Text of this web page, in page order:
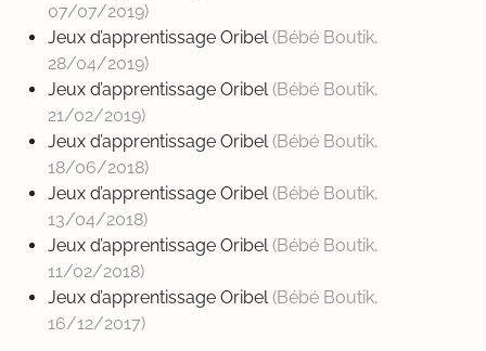
07/07/2019)
Jeux d’apprentissage Oribel(Bébé Boutik,
28/04/2019)
Jeux d’apprentissage Oribel(Bébé Boutik,
21/02/2019)
Jeux d’apprentissage Oribel(Bébé Boutik,
18/06/2018)
Jeux d’apprentissage Oribel(Bébé Boutik,
13/04/2018)
Jeux d’apprentissage Oribel(Bébé Boutik,
11/02/2018)
Jeux d’apprentissage Oribel(Bébé Boutik,
16/12/2017)